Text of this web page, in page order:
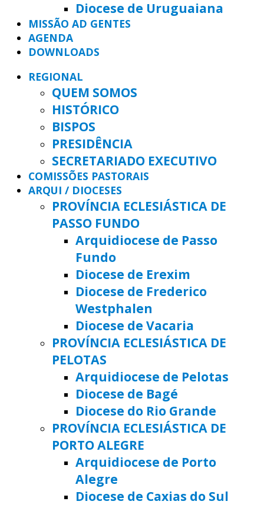
Diocese de Uruguaiana
MISSÃO AD GENTES
AGENDA
DOWNLOADS
REGIONAL
QUEM SOMOS
HISTÓRICO
BISPOS
PRESIDÊNCIA
SECRETARIADO EXECUTIVO
COMISSÕES PASTORAIS
ARQUI / DIOCESES
PROVÍNCIA ECLESIÁSTICA DE
PASSO FUNDO
Arquidiocese de Passo
Fundo
Diocese de Erexim
Diocese de Frederico
Westphalen
Diocese de Vacaria
PROVÍNCIA ECLESIÁSTICA DE
PELOTAS
Arquidiocese de Pelotas
Diocese de Bagé
Diocese do Rio Grande
PROVÍNCIA ECLESIÁSTICA DE
PORTO ALEGRE
Arquidiocese de Porto
Alegre
Diocese de Caxias do Sul